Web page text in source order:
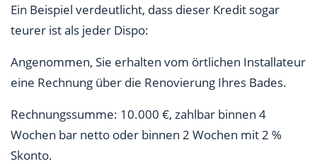
Ein Beispiel verdeutlicht, dass dieser Kredit sogar
teurer ist als jeder Dispo:
Angenommen, Sie erhalten vom örtlichen Installateur
eine Rechnung über die Renovierung Ihres Bades.
Rechnungssumme: 10.000 €, zahlbar binnen 4
Wochen bar netto oder binnen 2 Wochen mit 2 %
Skonto.